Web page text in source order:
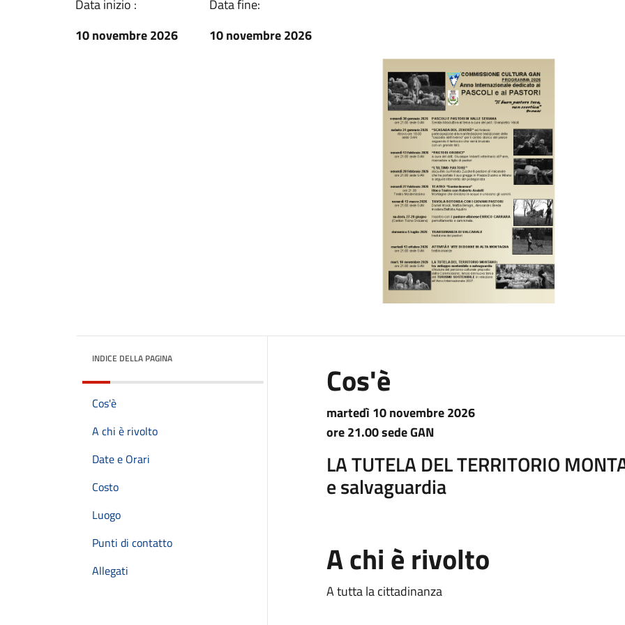
Data inizio :
10 novembre 2026
Data fine:
10 novembre 2026
INDICE DELLA PAGINA
Cos'è
A chi è rivolto
Date e Orari
Costo
Luogo
Punti di contatto
Allegati
Cos'è
martedì 10 novembre 2026
ore 21.00 sede GAN
LA TUTELA DEL TERRITORIO
e salvaguardia
A chi è rivolto
A tutta la cittadinanza